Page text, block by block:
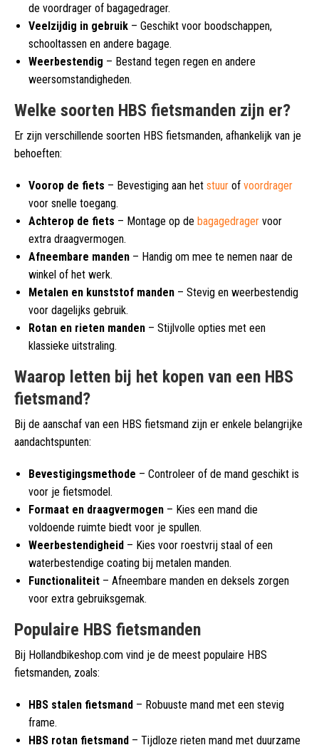
de voordrager of bagagedrager.
Veelzijdig in gebruik – Geschikt voor boodschappen,
schooltassen en andere bagage.
Weerbestendig – Bestand tegen regen en andere
weersomstandigheden.
Welke soorten HBS fietsmanden zijn er?
Er zijn verschillende soorten HBS fietsmanden, afhankelijk van je
behoeften:
Voorop de fiets – Bevestiging aan het stuur of voordrager
voor snelle toegang.
Achterop de fiets – Montage op de bagagedrager voor
extra draagvermogen.
Afneembare manden – Handig om mee te nemen naar de
winkel of het werk.
Metalen en kunststof manden – Stevig en weerbestendig
voor dagelijks gebruik.
Rotan en rieten manden – Stijlvolle opties met een
klassieke uitstraling.
Waarop letten bij het kopen van een HBS
fietsmand?
Bij de aanschaf van een HBS fietsmand zijn er enkele belangrijke
aandachtspunten:
Bevestigingsmethode – Controleer of de mand geschikt is
voor je fietsmodel.
Formaat en draagvermogen – Kies een mand die
voldoende ruimte biedt voor je spullen.
Weerbestendigheid – Kies voor roestvrij staal of een
waterbestendige coating bij metalen manden.
Functionaliteit – Afneembare manden en deksels zorgen
voor extra gebruiksgemak.
Populaire HBS fietsmanden
Bij Hollandbikeshop.com vind je de meest populaire HBS
fietsmanden, zoals:
HBS stalen fietsmand – Robuuste mand met een stevig
frame.
HBS rotan fietsmand – Tijdloze rieten mand met duurzame